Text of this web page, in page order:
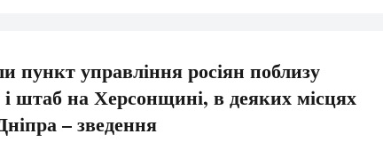
пункт управління росіян поблизу
і штаб на Херсонщині, в деяких місцях
– зведення